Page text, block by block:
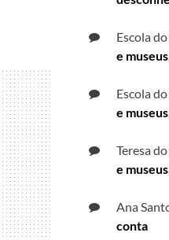
Escola
e
Escola
e
Teresa
e
Ana
conta